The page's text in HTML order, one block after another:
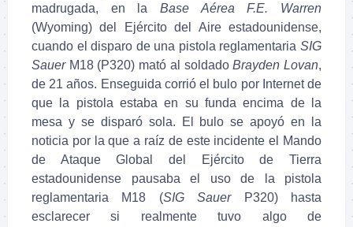
madrugada, en la Base Aérea F.E. Warren
(Wyoming) del Ejército del Aire estadounidense,
cuando el disparo de una pistola reglamentaria SIG
SauerM18 (P320) mató al soldadoBrayden Lovan,
de 21 años. Enseguida corrió el bulo por Internet de
que la pistola estaba en su funda encima de la
mesa y se disparó sola. El bulo se apoyó en la
noticia por la que a raíz de este incidente el Mando
de Ataque Global del Ejército de Tierra
estadounidense pausaba el uso de la pistola
reglamentaria M18 (SIG SauerP320) hasta
esclarecer si realmente tuvo algo de